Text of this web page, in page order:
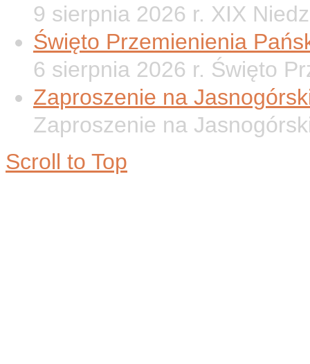
9 sierpnia 2026 r. XIX
Święto Przemienienia
6 sierpnia 2026 r. Święto
Zaproszenie na
Zaproszenie na
Scroll to Top